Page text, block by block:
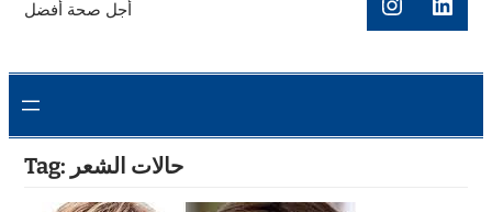
أجل صحة أفضل
Tag: حالات الشعر